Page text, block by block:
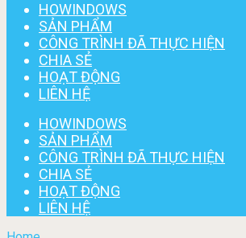
HOWINDOWS
SẢN PHẨM
CÔNG TRÌNH ĐÃ THỰC HIỆN
CHIA SẺ
HOẠT ĐỘNG
LIÊN HỆ
HOWINDOWS
SẢN PHẨM
CÔNG TRÌNH ĐÃ THỰC HIỆN
CHIA SẺ
HOẠT ĐỘNG
LIÊN HỆ